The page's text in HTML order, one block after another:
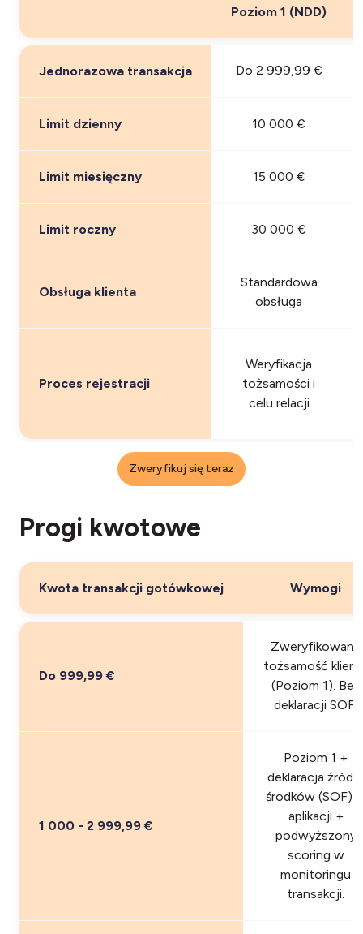
Poziom 1 (NDD)
Jednorazowa transakcja Do 2 999,99 €
Limit dzienny 10 000 €
Limit miesięczny 15 000 €
Limit roczny 30 000 €
Obsługa klienta
Standardowa
obsługa
Proces rejestracji
Weryfikacja
tożsamości i
celu relacji
Zweryfikuj się teraz
Progi kwotowe
Kwota transakcji gotówkowej Wymogi
Do 999,99 €
Zweryfikowana
tożsamość
(Poziom 1). Bez
deklaracji SOF.
1 000 - 2 999,99 €
Poziom 1 +
deklaracja źródła
środków (SOF)
aplikacji +
podwyższony
scoring w
monitoringu
transakcji.